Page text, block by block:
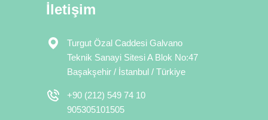
İletişim
Turgut Özal Caddesi Galvano
Teknik Sanayi Sitesi A Blok No:47
Başakşehir / İstanbul / Türkiye
+90 (212) 549 74 10
905305101505